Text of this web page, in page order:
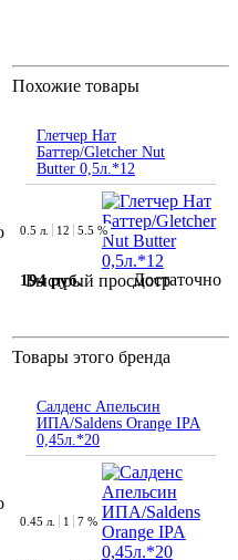
Похожие товары
Глетчер Нат
Баттер/Gletcher Nut
Butter 0,5л.*12
Быстрый просмотр
0.5 л. 12 5.5 %
194 руб. Достаточно
Товары этого бренда
Салденс Апельсин
ИПА/Saldens Orange IPA
0,45л.*20
0.45 л. 1 7 %